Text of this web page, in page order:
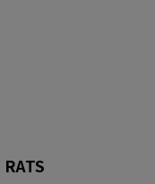
RATS